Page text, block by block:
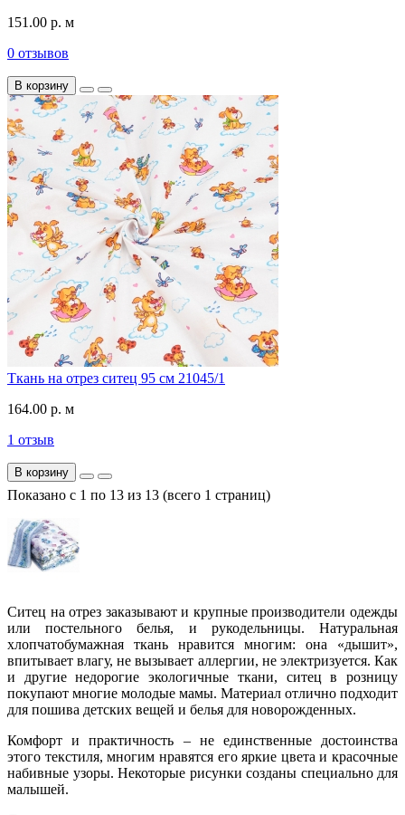
151.00 р. м
0 отзывов
В корзину
Ткань на отрез ситец 95 см 21045/1
164.00 р. м
1 отзыв
В корзину
Показано с 1 по 13 из 13 (всего 1 страниц)
Ситец на отрез заказывают и крупные производители одежды
или постельного белья, и рукодельницы. Натуральная
хлопчатобумажная ткань нравится многим: она «дышит»,
впитывает влагу, не вызывает аллергии, не электризуется. Как
и другие недорогие экологичные ткани, ситец в розницу
покупают многие молодые мамы. Материал отлично подходит
для пошива детских вещей и белья для новорожденных.
Комфорт и практичность – не единственные достоинства
этого текстиля, многим нравятся его яркие цвета и красочные
набивные узоры. Некоторые рисунки созданы специально для
малышей.